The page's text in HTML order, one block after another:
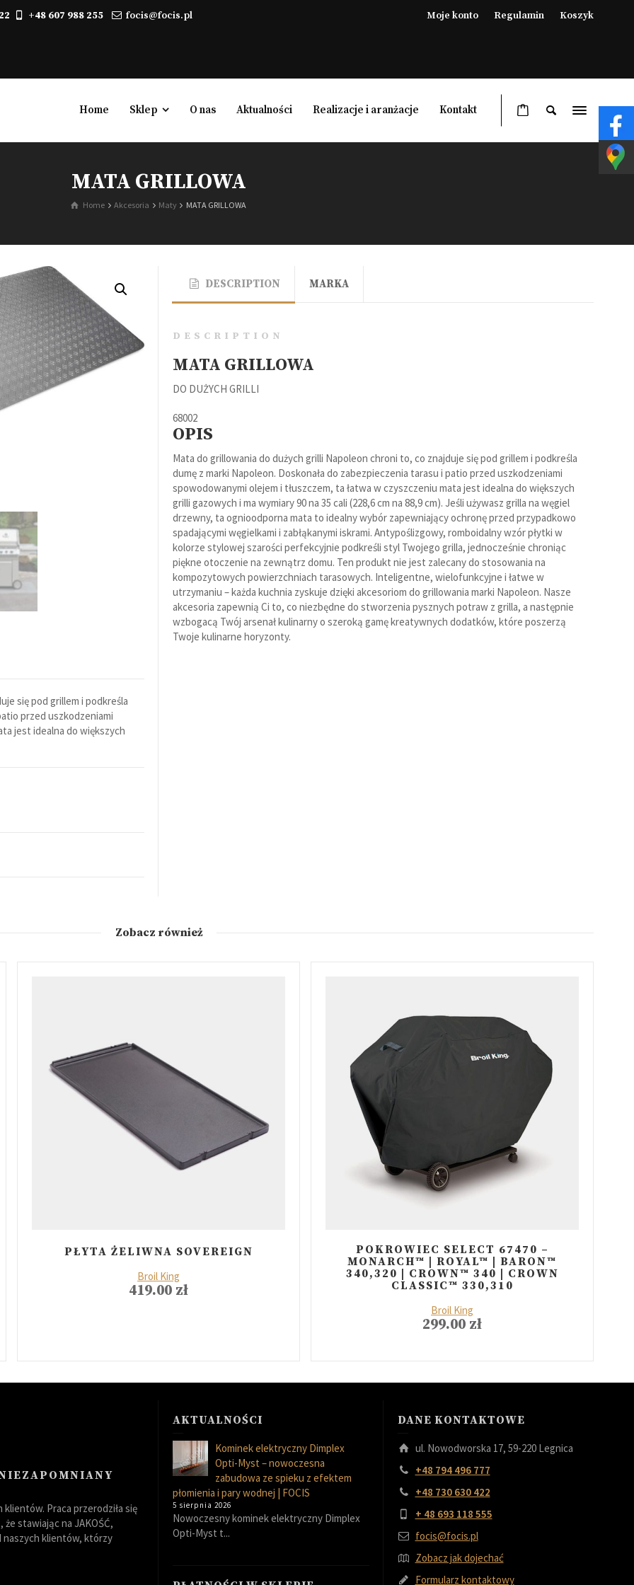
+48 607 988 255 focis@focis.pl Moje konto Regulamin Koszyk
Home Sklep
Kominki elektryczne
Biokominki, kominki na biopaliwo
Eventy grillowe Spieki kwarcowe
O nas Aktualności Realizacje i aranżacje Kontakt
MATA GRILLOWA
Home Akcesoria Maty MATA GRILLOWA
się pod grillem i podkreśla
przed uszkodzeniami
jest idealna do większych
DESCRIPTION MARKA
DESCRIPTION
MATA GRILLOWA
DO DUŻYCH GRILLI
68002
OPIS
Mata do grillowania do dużych grilli Napoleon chroni to, co znajduje się pod grillem i podkreśla
dumę z marki Napoleon. Doskonała do zabezpieczenia tarasu i patio przed uszkodzeniami
spowodowanymi olejem i tłuszczem, ta łatwa w czyszczeniu mata jest idealna do większych
grilli gazowych i ma wymiary 90 na 35 cali (228,6 cm na 88,9 cm). Jeśli używasz grilla na węgiel
drzewny, ta ognioodporna mata to idealny wybór zapewniający ochronę przed przypadkowo
spadającymi węgielkami i zabłąkanymi iskrami. Antypoślizgowy, romboidalny wzór płytki w
kolorze stylowej szarości perfekcyjnie podkreśli styl Twojego grilla, jednocześnie chroniąc
piękne otoczenie na zewnątrz domu. Ten produkt nie jest zalecany do stosowania na
kompozytowych powierzchniach tarasowych. Inteligentne, wielofunkcyjne i łatwe w
utrzymaniu – każda kuchnia zyskuje dzięki akcesoriom do grillowania marki Napoleon. Nasze
akcesoria zapewnią Ci to, co niezbędne do stworzenia pysznych potraw z grilla, a następnie
wzbogacą Twój arsenał kulinarny o szeroką gamę kreatywnych dodatków, które poszerzą
Twoje kulinarne horyzonty.
Zobacz również
PŁYTA ŻELIWNA SOVEREIGN
Broil King
419.00 zł
POKROWIEC SELECT 67470 –
MONARCH™ | ROYAL™ | BARON™
340,320 | CROWN™ 340 | CROWN
CLASSIC™ 330,310
Broil King
299.00 zł
Praca przerodziła się
że stawiając na JAKOŚĆ,
naszych klientów, którzy
AKTUALNOŚCI
Kominek elektryczny Dimplex
Opti-Myst – nowoczesna
zabudowa ze spieku z efektem
płomienia i pary wodnej | FOCIS
5 sierpnia 2026
Nowoczesny kominek elektryczny Dimplex
Opti-Myst t...
DANE KONTAKTOWE
ul. Nowodworska 17, 59-220 Legnica
+48 794 496 777
+48 730 630 422
+ 48 693 118 555
focis@focis.pl
Zobacz jak dojechać
Formularz kontaktowy